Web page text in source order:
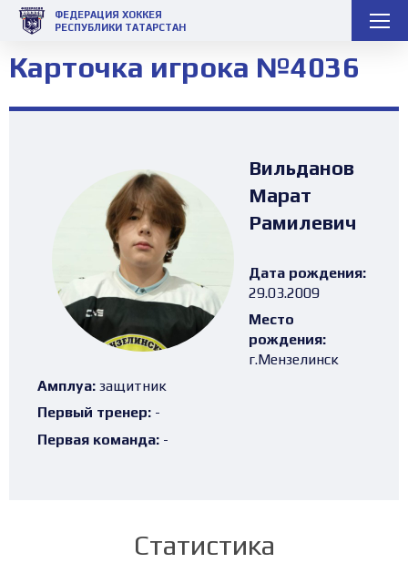
ФЕДЕРАЦИЯ ХОККЕЯ
РЕСПУБЛИКИ ТАТАРСТАН
Карточка игрока №4036
Вильданов
Марат
Рамилевич
Дата рождения:
29.03.2009
Место
рождения:
г.Мензелинск
Амплуа: защитник
Первый тренер: -
Первая команда: -
Статистика